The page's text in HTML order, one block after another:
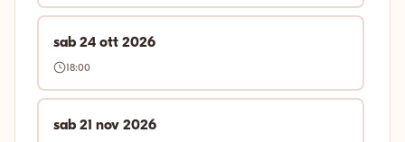
sab 24 ott 2026
18:00
sab 21 nov 2026